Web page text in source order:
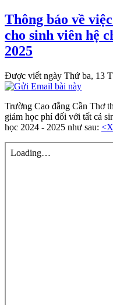
Thông báo về
cho sinh viên hệ
2025
Được viết ngày Thứ ba, 13
Trường Cao đẳng Cần Thơ
giảm học phí đối với tất cả
học 2024 - 2025 như sau: